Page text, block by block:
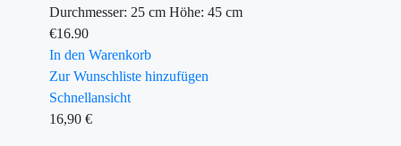
Durchmesser: 25 cm Höhe: 45 cm
€16.90
In den Warenkorb
Zur Wunschliste hinzufügen
Schnellansicht
16,90 €